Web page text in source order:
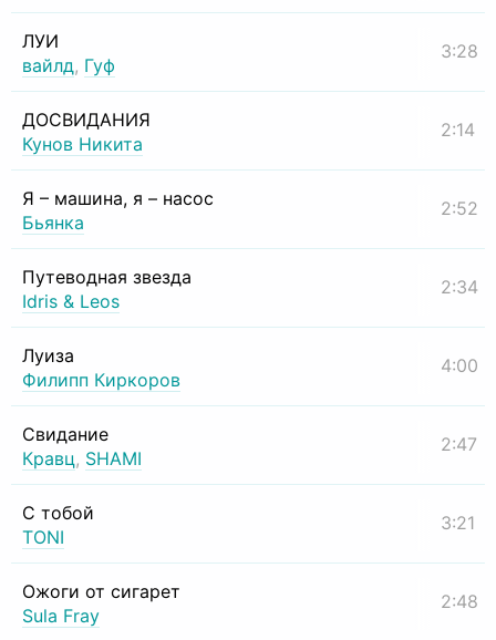
ЛУИ
вайлд, Гуф
3:28
ДОСВИДАНИЯ
Кунов Никита
2:14
Я – машина, я – насос
Бьянка
2:52
Путеводная звезда
Idris & Leos
2:34
Луиза
Филипп Киркоров
4:00
Свидание
Кравц, SHAMI
2:47
С тобой
TONI
3:21
Ожоги от сигарет
Sula Fray
2:48